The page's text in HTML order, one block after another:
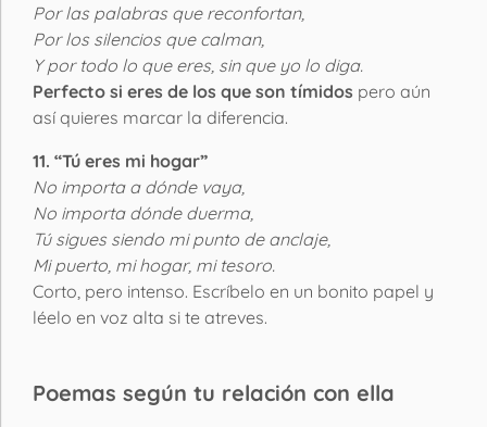
Por las palabras que reconfortan,
Por los silencios que calman,
Y por todo lo que eres, sin que yo lo diga.
Perfecto si eres de los que son tímidos pero aún
así quieres marcar la diferencia.
11. “Tú eres mi hogar”
No importa a dónde vaya,
No importa dónde duerma,
Tú sigues siendo mi punto de anclaje,
Mi puerto, mi hogar, mi tesoro.
Corto, pero intenso. Escríbelo en un bonito papel y
léelo en voz alta si te atreves.
Poemas según tu relación con ella